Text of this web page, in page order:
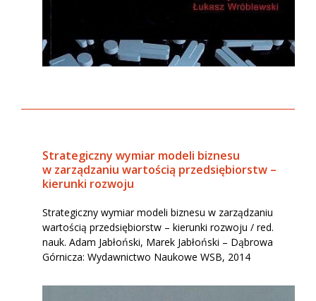
Strategiczny wymiar modeli biznesu
w zarządzaniu wartością przedsiębiorstw –
kierunki rozwoju
Strategiczny wymiar modeli biznesu w zarządzaniu
wartością przedsiębiorstw – kierunki rozwoju / red.
nauk. Adam Jabłoński, Marek Jabłoński – Dąbrowa
Górnicza: Wydawnictwo Naukowe WSB, 2014